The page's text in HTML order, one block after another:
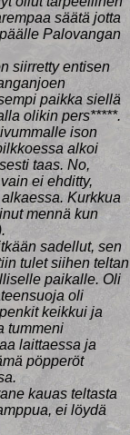
säätä jotta
Palovangan
siirretty entisen
paikka siellä
olikin pers*****.
ison
alkoi
taas. No,
ei ehditty,
Kurkkua
mennä kun
sadellut, sen
tulet siihen teltan
paikalle. Oli
oli
keikkui ja
tummeni
laittaessa ja
pöpperöt
kauas teltasta
ei löydä